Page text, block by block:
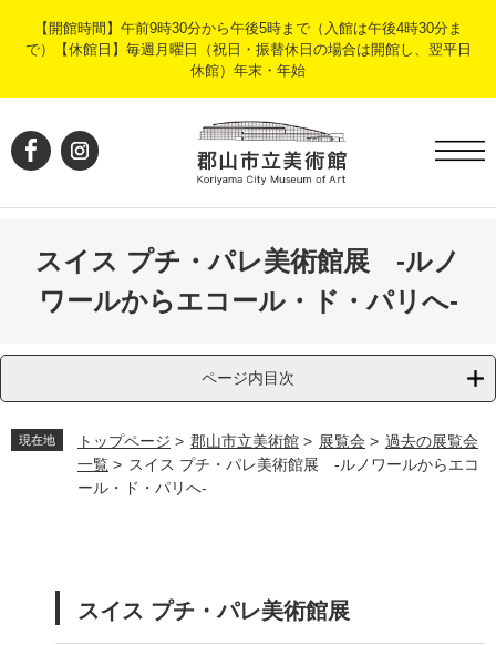
でば
【開館時間】午前9時30分から午後5時まで（入館は午後4時30分ま
で）【休館日】毎週月曜日（祝日・振替休日の場合は開館し、翌平日
休館）年末・年始
スイス プチ・パレ美術館展 ‐ルノ
ワールからエコール・ド・パリへ‐
ページ内目次
現在地 トップページ > 郡山市立美術館 > 展覧会 > 過去の展覧会
一覧 > スイス プチ・パレ美術館展 ‐ルノワールからエコ
ール・ド・パリへ‐
スイス プチ・パレ美術館展